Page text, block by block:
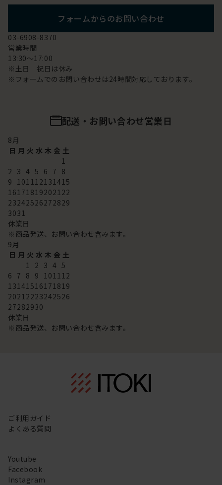
フォームからのお問い合わせ
03-6908-8370
営業時間
13:30～17:00
※土日 祝日は休み
※フォームでのお問い合わせは24時間対応しております。
配送・お問い合わせ営業日
8 月
日 月 火 水 木 金 土
1
2 3 4 5 6 7 8
9
10 11 12 13 14 15
16 17 18 192021 22
23242526272829
3031
休業日
※商品発送、お問い合わせ含みます。
9 月
日 月 火 水 木 金 土
1
2 3 4 5
6 7 8 9 10 11 12
13 14 15 16 17 18 19
2021 2223242526
27282930
休業日
※商品発送、お問い合わせ含みます。
ご利用ガイド
よくある質問
Youtube
Facebook
Instagram